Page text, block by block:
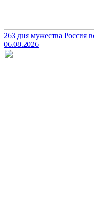
263 дня мужества Россия
06.08.2026